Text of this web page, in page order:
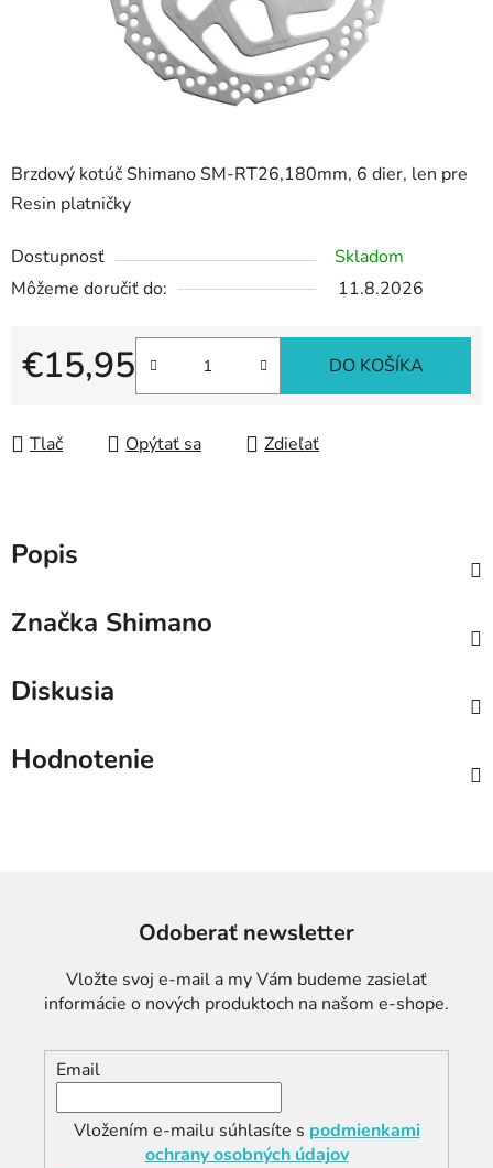
Brzdový kotúč Shimano SM-RT26,180mm, 6 dier, len pre
Resin platničky
Dostupnosť
Skladom
Môžeme doručiť do:
11.8.2026
€15,95
Jednotková cena:
DO KOŠÍKA
Tlač Opýtať sa Zdieľať
Popis
Značka Shimano
Diskusia
Hodnotenie
Odoberať newsletter
Vložte svoj e-mail a my Vám budeme zasielať
informácie o nových produktoch na našom e-shope.
Email
Vložením e-mailu súhlasíte s podmienkami
ochrany osobných údajov